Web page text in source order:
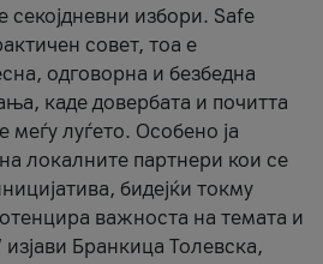
секојдневни избори. Safe
совет, тоа е
одговорна и безбедна
каде довербата и почитта
меѓу луѓето. Особено ја
локалните партнери кои се
бидејќи токму
важноста на темата и
изјави Бранкица Толевска,